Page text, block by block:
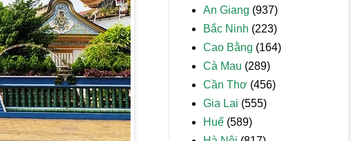
An Giang (937)
Bắc Ninh (223)
Cao Bằng (164)
Cà Mau (289)
Cần Thơ (456)
Gia Lai (555)
Huế (589)